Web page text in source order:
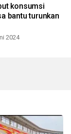
konsumsi
bantu turunkan
2024